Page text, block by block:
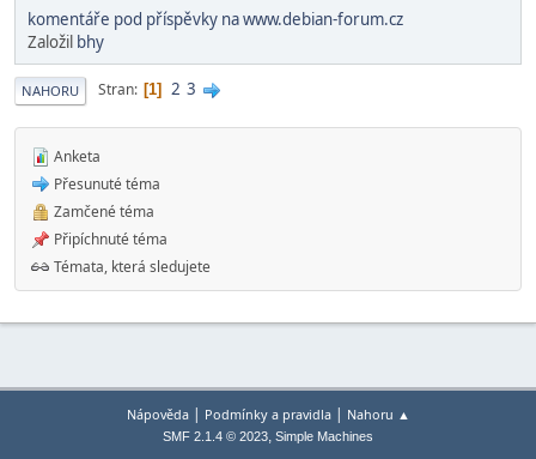
komentáře pod příspěvky na www.debian-forum.cz
Založil bhy
NAHORU Stran 1 2 3
Anketa
Přesunuté téma
Zamčené téma
Připíchnuté téma
Témata, která sledujete
Nápověda| Podmínky a pravidla| Nahoru ▲
SMF 2.1.4 © 2023, Simple Machines